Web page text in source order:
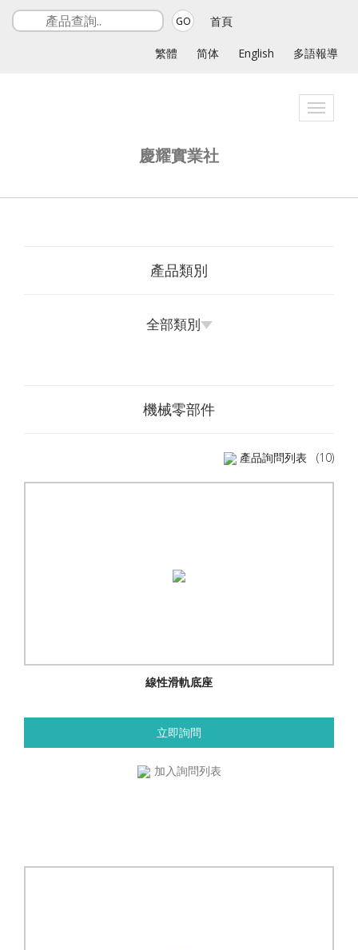
GO 首頁
繁體 简体 English 多語報導
Toggle
慶耀實業社
產品類別
全部類別
機械零部件
產品詢問列表 (10)
線性滑軌底座
立即詢問
加入詢問列表